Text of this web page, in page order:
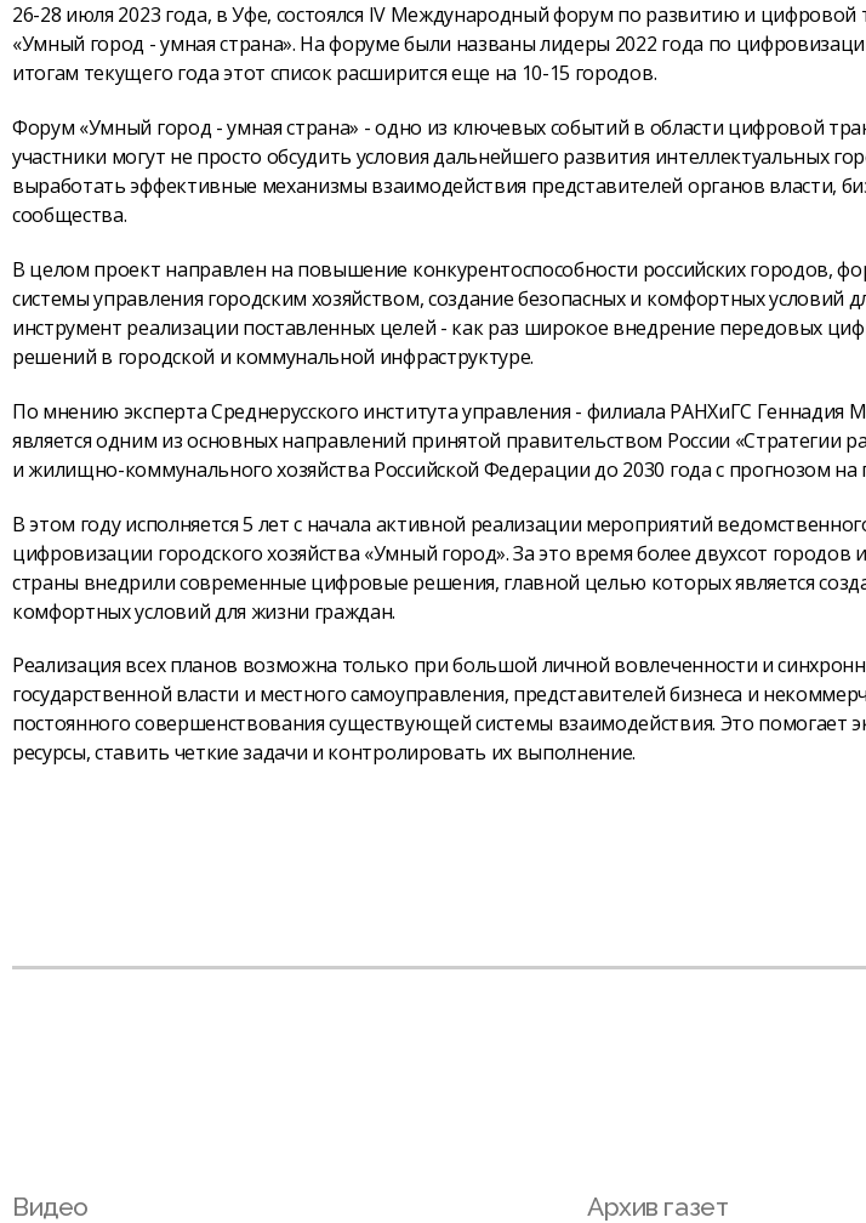
26-28 июля 2023 года, в Уфе, состоялся IV Международный форум по развитию и
«Умный город - умная страна». На форуме были названы лидеры 2022 года по
итогам текущего года этот список расширится еще на 10-15 городов.
Форум «Умный город - умная страна» - одно из ключевых событий в области цифровой
участники могут не просто обсудить условия дальнейшего развития интеллектуальных
выработать эффективные механизмы взаимодействия представителей органов власти,
сообщества.
В целом проект направлен на повышение конкурентоспособности российских городов,
системы управления городским хозяйством, создание безопасных и комфортных условий
инструмент реализации поставленных целей - как раз широкое внедрение передовых
решений в городской и коммунальной инфраструктуре.
По мнению эксперта Среднерусского института управления - филиала РАНХиГС
является одним из основных направлений принятой правительством России «Стратегии
и жилищно-коммунального хозяйства Российской Федерации до 2030 года с прогнозом на
В этом году исполняется 5 лет с начала активной реализации мероприятий
цифровизации городского хозяйства «Умный город». За это время более двухсот
страны внедрили современные цифровые решения, главной целью которых является
комфортных условий для жизни граждан.
Реализация всех планов возможна только при большой личной вовлеченности и
государственной власти и местного самоуправления, представителей бизнеса и
постоянного совершенствования существующей системы взаимодействия. Это помогает
ресурсы, ставить четкие задачи и контролировать их выполнение.
Видео Архив газет